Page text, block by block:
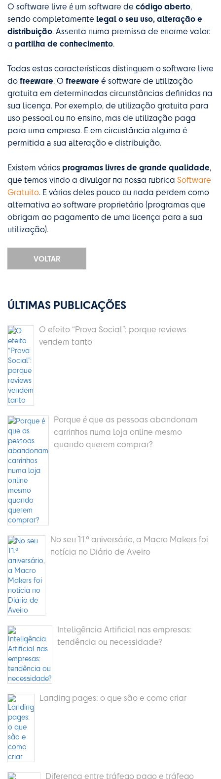
O software livre é um software de código aberto,
sendo completamente legal o seu uso, alteração e
distribuição. Assenta numa premissa de enorme valor:
a partilha de conhecimento.
Todas estas características distinguem o software livre
dofreeware. O freeware é software de utilização
gratuita em determinadas circunstâncias definidas na
sua licença. Por exemplo, de utilização gratuita para
uso pessoal ou no ensino, mas de utilização paga
para uma empresa. E em circustância alguma é
permitida a sua alteração e distribuição.
Existem vários programas livres de grande qualidade,
que temos vindo a divulgar na nossa rubrica Software
Gratuito. E vários deles pouco ou nada perdem como
alternativa ao software proprietário (programas que
obrigam ao pagamento de uma licença para a sua
utilização).
VOLTAR
ÚLTIMAS PUBLICAÇÕES
O efeito “Prova Social”: porque reviews
vendem tanto
Porque é que as pessoas abandonam
carrinhos numa loja online mesmo
quando querem comprar?
No seu 11.º aniversário, a Macro Makers foi
notícia no Diário de Aveiro
Inteligência Artificial nas empresas:
tendência ou necessidade?
Landing pages: o que são e como criar
Diferença entre tráfego pago e tráfego